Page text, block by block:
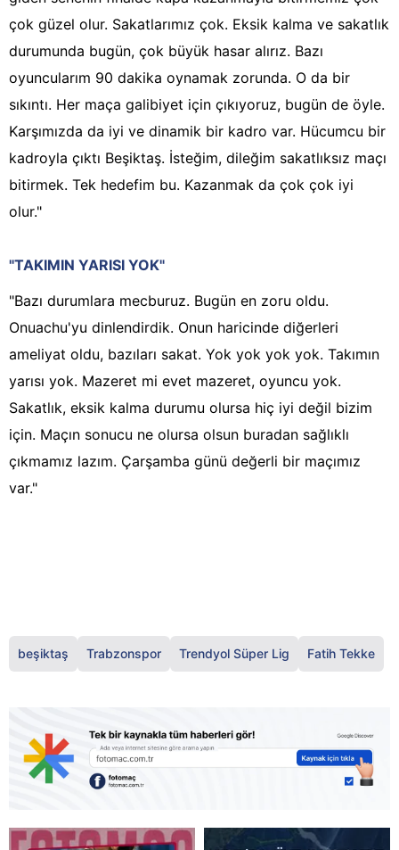
çok güzel olur. Sakatlarımız çok. Eksik kalma ve sakatlık
durumunda bugün, çok büyük hasar alırız. Bazı
oyuncularım 90 dakika oynamak zorunda. O da bir
sıkıntı. Her maça galibiyet için çıkıyoruz, bugün de öyle.
Karşımızda da iyi ve dinamik bir kadro var. Hücumcu bir
kadroyla çıktı Beşiktaş. İsteğim, dileğim sakatlıksız maçı
bitirmek. Tek hedefim bu. Kazanmak da çok çok iyi
olur."
"TAKIMIN YARISI YOK"
"Bazı durumlara mecburuz. Bugün en zoru oldu.
Onuachu'yu dinlendirdik. Onun haricinde diğerleri
ameliyat oldu, bazıları sakat. Yok yok yok yok. Takımın
yarısı yok. Mazeret mi evet mazeret, oyuncu yok.
Sakatlık, eksik kalma durumu olursa hiç iyi değil bizim
için. Maçın sonucu ne olursa olsun buradan sağlıklı
çıkmamız lazım. Çarşamba günü değerli bir maçımız
var."
beşiktaş Trabzonspor Trendyol Süper Lig Fatih Tekke